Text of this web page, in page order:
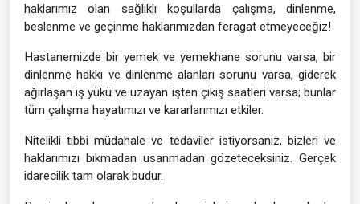
haklarımız olan sağlıklı koşullarda çalışma, dinlenme,
beslenme ve geçinme haklarımızdan feragat etmeyeceğiz!
Hastanemizde bir yemek ve yemekhane sorunu varsa, bir
dinlenme hakkı ve dinlenme alanları sorunu varsa, giderek
ağırlaşan iş yükü ve uzayan işten çıkış saatleri varsa; bunlar
tüm çalışma hayatımızı ve kararlarımızı etkiler.
Nitelikli tıbbi müdahale ve tedaviler istiyorsanız, bizleri ve
haklarımızı bıkmadan usanmadan gözeteceksiniz. Gerçek
idarecilik tam olarak budur.